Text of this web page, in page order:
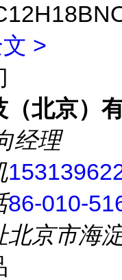
>
北京）
经理
86-010-
北京市海